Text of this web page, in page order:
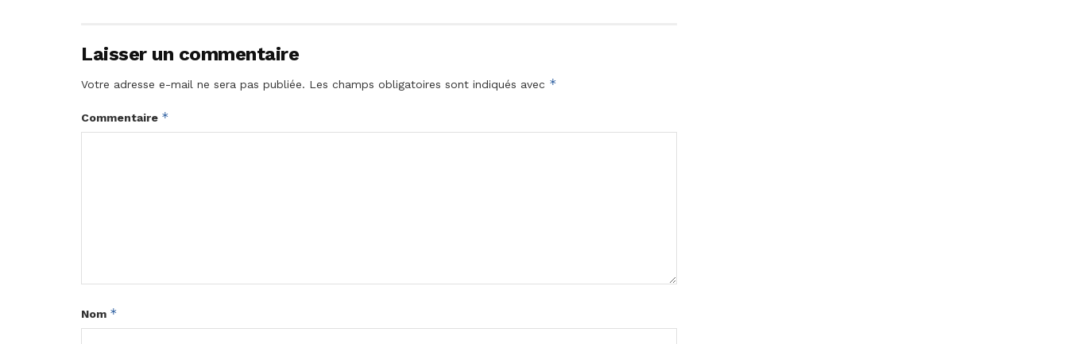
Laisser un commentaire
Votre adresse e-mail ne sera pas publiée. Les champs obligatoires sont indiqués avec *
Commentaire *
Nom *